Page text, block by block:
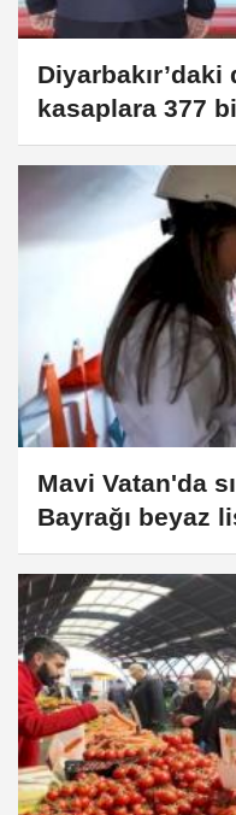
kasaplara 377
Mavi Vatan'da
Bayrağı beyaz